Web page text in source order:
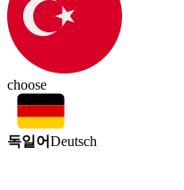
choose
독일어Deutsch